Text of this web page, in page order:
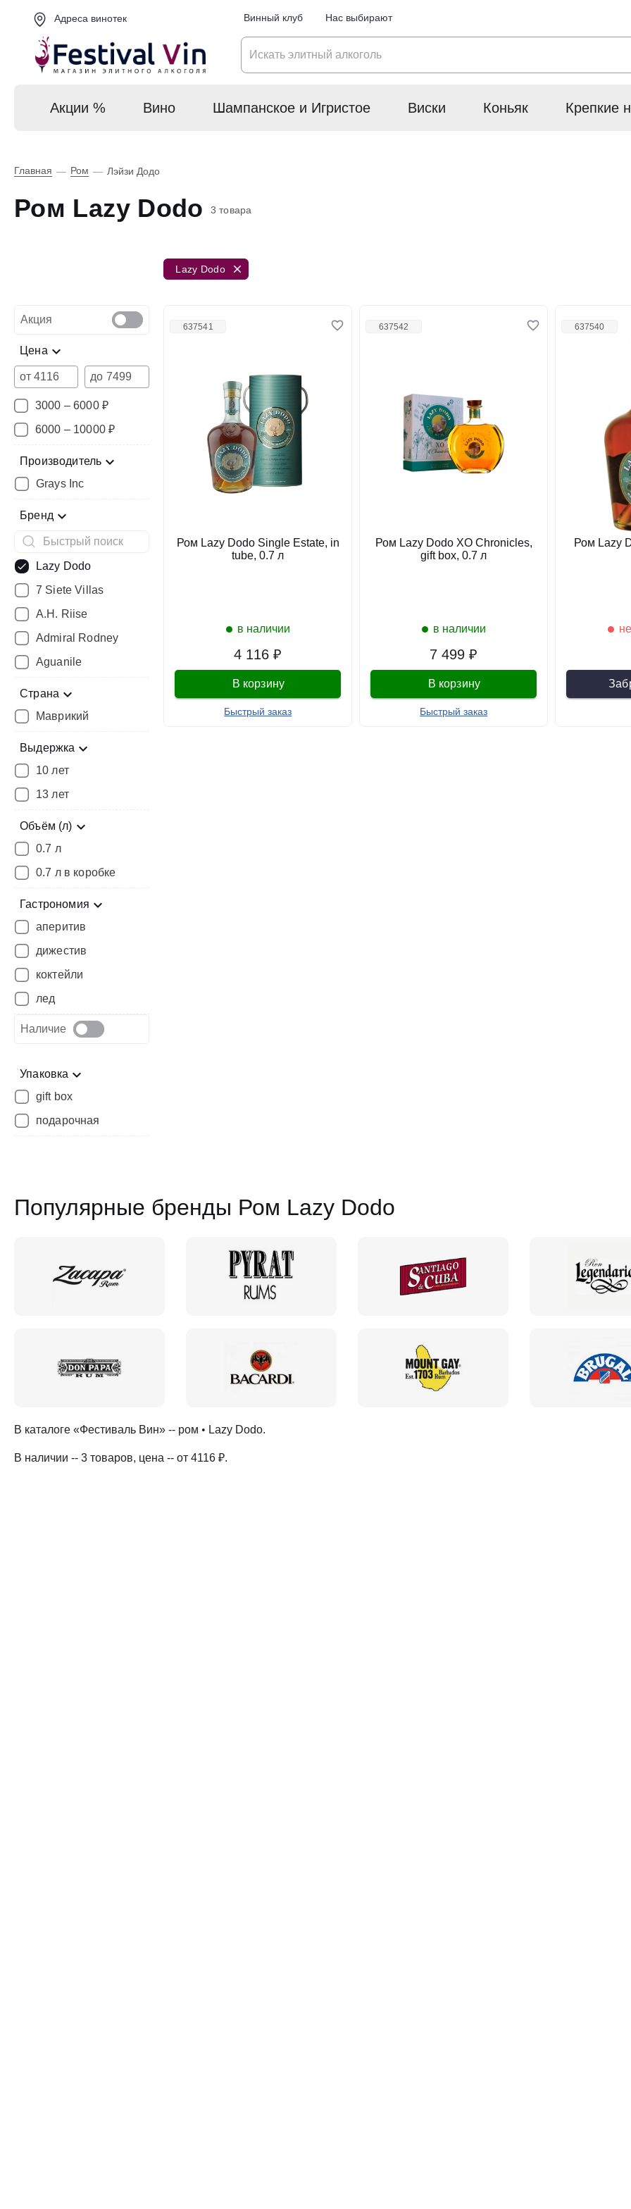
Адреса винотек Винный клуб Нас выбирают
Акции % Вино Шампанское и Игристое Виски Коньяк Крепкие
Главная — Ром — Лэйзи Додо
Ром Lazy Dodo 3 товара
Акция
Цена
от до
3000 – 6000 ₽
6000 – 10000 ₽
Производитель
Grays Inc
Бренд
Lazy Dodo
7 Siete Villas
A.H. Riise
Admiral Rodney
Aguanile
Страна
Маврикий
Выдержка
10 лет
13 лет
Объём (л)
0.7 л
0.7 л в коробке
Гастрономия
аперитив
дижестив
коктейли
лед
Наличие
Упаковка
gift box
подарочная
Lazy Dodo
637541
4 116 ₽
Ром Lazy Dodo Single Estate, in
tube, 0.7 л
В корзину
Быстрый заказ
в наличии
637542
7 499 ₽
Ром Lazy Dodo XO Chronicles,
gift box, 0.7 л
В корзину
Быстрый заказ
в наличии
637540
Ром Lazy
Популярные бренды Ром Lazy Dodo
В каталоге «Фестиваль Вин» -- ром • Lazy Dodo.
В наличии -- 3 товаров, цена -- от 4116 ₽.